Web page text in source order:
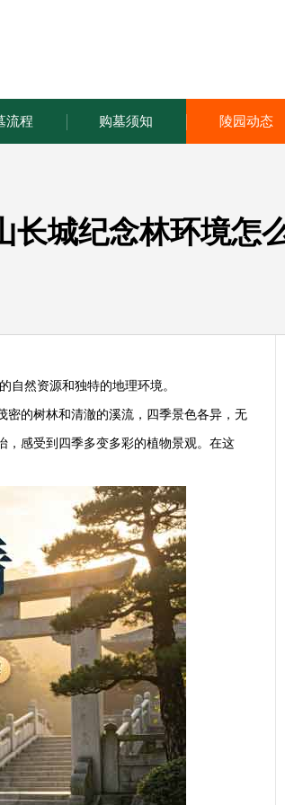
流程 购墓须知 陵园动态
长城纪念林环境怎
自然资源和独特的地理环境。
密的树林和清澈的溪流，四季景色各异，无
，感受到四季多变多彩的植物景观。在这